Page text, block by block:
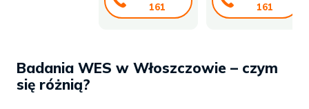
161
161
Badania WES w Włoszczowie – czym
się różnią?